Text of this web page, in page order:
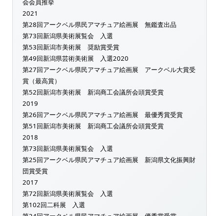
会会員推挙
2021
第28回アークベル県民アマチュア絵画展 無鑑査出品
第73回新潟県美術展覧会 入選
第53回新潟市美術展 奨励賞受賞
第49回新潟県芸術美術展 入選2020
第27回アークベル県民アマチュア絵画展 アークベル大賞受
賞（最高賞）
第52回新潟市美術展 新潟商工会議所会頭賞受賞
2019
第26回アークベル県民アマチュア絵画展 最優秀賞受賞
第51回新潟市美術展 新潟商工会議所会頭賞受賞
2018
第73回新潟県美術展覧会 入選
第25回アークベル県民アマチュア絵画展 新潟県文化振興財
団賞受賞
2017
第72回新潟県美術展覧会 入選
第102回二科展 入選